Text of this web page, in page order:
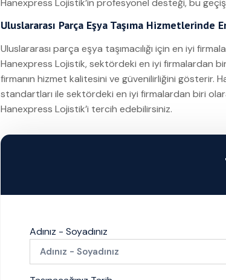
Hanexpress Lojistik’in profesyonel desteği, bu
Uluslararası Parça Eşya Taşıma Hizmetlerinde
Uluslararası parça eşya taşımacılığı için en iyi
Hanexpress Lojistik, sektördeki en iyi firmalardan
firmanın hizmet kalitesini ve güvenilirliğini gösterir.
standartları ile sektördeki en iyi firmalardan biri
Hanexpress Lojistik’i tercih edebilirsiniz.
Adınız - Soyadınız